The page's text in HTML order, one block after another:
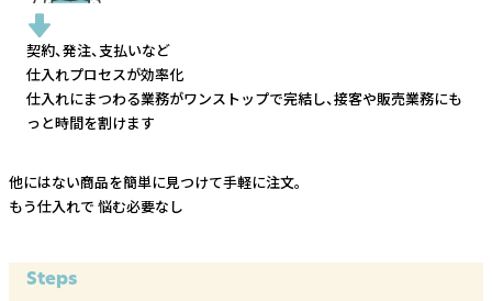
契約、発注、支払いなど
仕入れプロセスが効率化
仕入れにまつわる業務がワンストップで完結し、接客や販売業務にも
っと時間を割けます
他にはない商品を簡単に見つけて手軽に注文。
もう仕入れで 悩む必要なし
Steps